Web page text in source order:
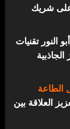
على شريك
النور تقنيات
الجاذبية
الطاعة
العلاقة بين